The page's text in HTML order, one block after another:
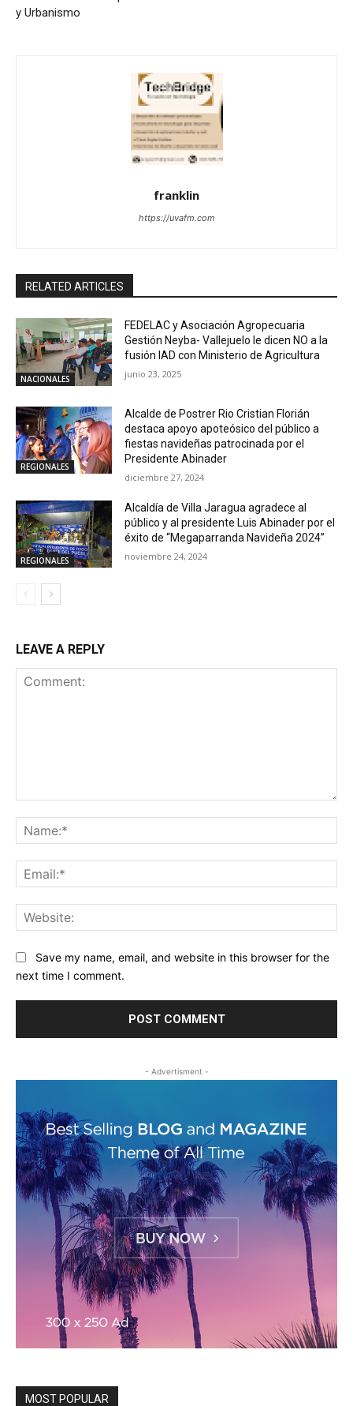
y Urbanismo
franklin
https://uvafm.com
RELATED ARTICLES
NACIONALES
FEDELAC y Asociación Agropecuaria
Gestión Neyba- Vallejuelo le dicen NO a la
fusión IAD con Ministerio de Agricultura
junio 23, 2025
REGIONALES
Alcalde de Postrer Rio Cristian Florián
destaca apoyo apoteósico del público a
fiestas navideñas patrocinada por el
Presidente Abinader
diciembre 27, 2024
REGIONALES
Alcaldía de Villa Jaragua agradece al
público y al presidente Luis Abinader por el
éxito de “Megaparranda Navideña 2024”
noviembre 24, 2024
LEAVE A REPLY
Save my name, email, and website in this browser for the
next time I comment.
- Advertisment -
MOST POPULAR